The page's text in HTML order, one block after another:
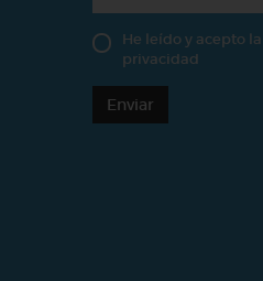
He leído y acepto la
privacidad
Enviar